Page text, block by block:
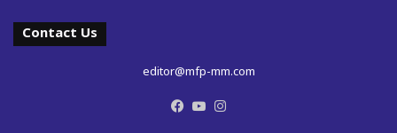
Contact Us
editor@mfp-mm.com
Facebook
YouTube